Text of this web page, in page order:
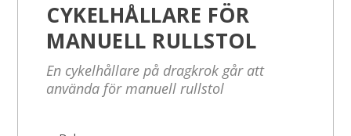
CYKELHÅLLARE FÖR
MANUELL RULLSTOL
En cykelhållare på dragkrok går att
använda för manuell rullstol